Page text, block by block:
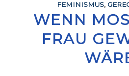
FEMINISMUS,
WENN
FRAU